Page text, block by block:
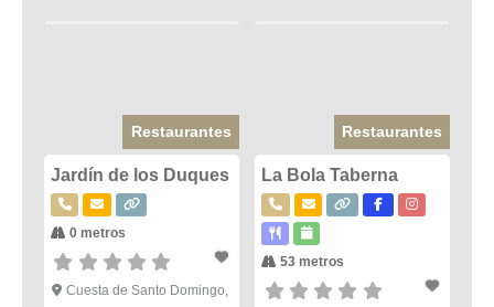
Restaurantes
Jardín de los Duques
0 metros
Cuesta de Santo Domingo,
Restaurantes
La Bola Taberna
53 metros